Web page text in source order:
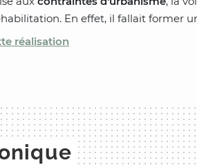
En effet, il fallait former
réalisation